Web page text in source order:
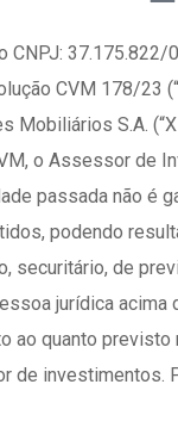
CNPJ:
CVM 178/23
Mobiliários S.A.
o Assessor de
passada não é
podendo
securitário, de
jurídica
ao quanto
de investimentos.